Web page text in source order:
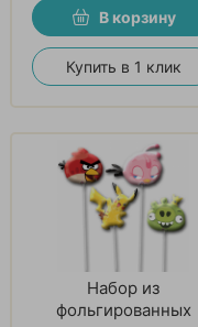
В корзину
Купить в 1 клик
Набор из
фольгированных